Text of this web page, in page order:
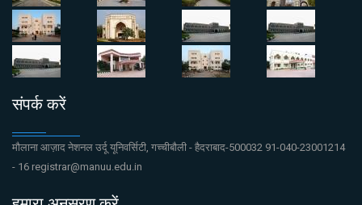
संपर्क करें
मौलाना आज़ाद नेशनल उर्दू यूनिवर्सिटी, गच्चीबौली - हैदराबाद-500032 91-040-23001214
- 16 registrar@manuu.edu.in